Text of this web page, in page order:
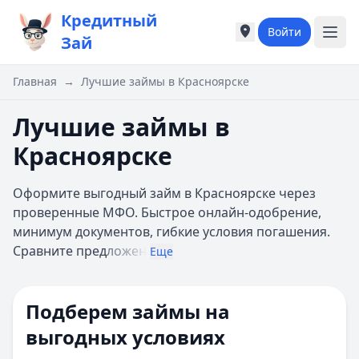
Кредитный
Зай
Города России
Москва
Б
Барнаул
Белгород
Города России
Москва
Б
Барнаул
Белгород
Войти
Главная → Лучшие займы в Красноярске
Лучшие займы в
Красноярске
Оформите выгодный займ в Красноярске через
проверенные МФО. Быстрое онлайн-одобрение,
минимум документов, гибкие условия погашения.
Сравните предложен Еще
Подберем займы на
выгодных условиях